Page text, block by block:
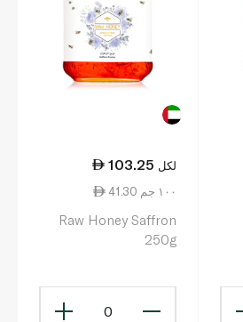
103.25 لكل
41.30 ١٠٠ جم
Raw Honey Saffron
250g
0